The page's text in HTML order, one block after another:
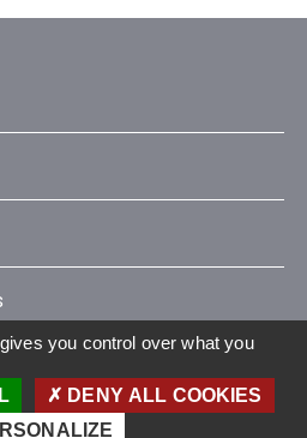
2023 - Tous droits réservés
you control over what you
DENY ALL COOKIES